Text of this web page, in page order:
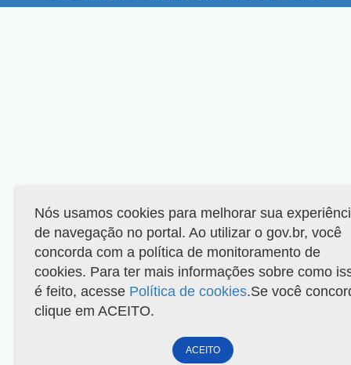
Nós usamos cookies para melhorar sua
de navegação no portal. Ao utilizar o gov.br, você
concorda com a política de monitoramento de
cookies. Para ter mais informações sobre como
é feito, acesse Política de cookies.Se você
clique em ACEITO.
ACEITO